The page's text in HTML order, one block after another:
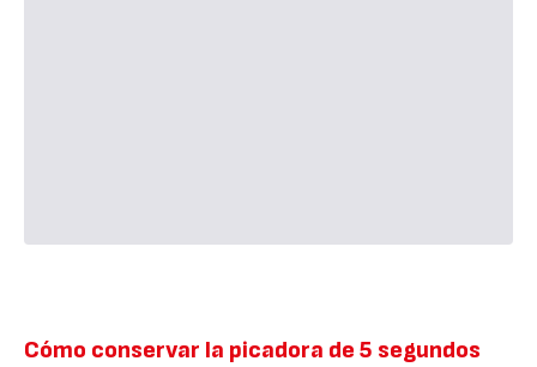
Cómo conservar la picadora de 5 segundos